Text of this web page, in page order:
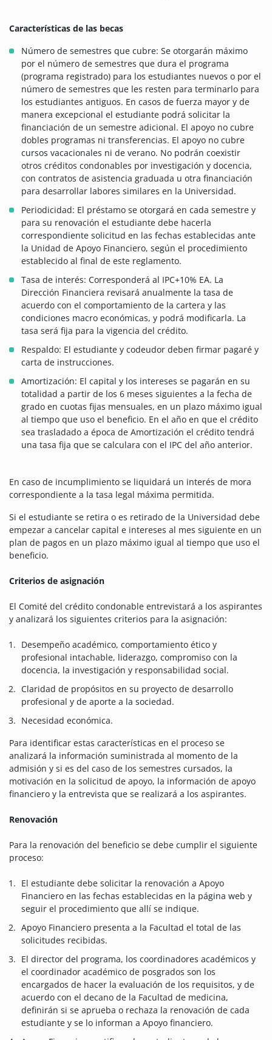
Características de las becas
Número de semestres que cubre: Se otorgarán máximo
por el número de semestres que dura el programa
(programa registrado) para los estudiantes nuevos o por el
número de semestres que les resten para terminarlo para
los estudiantes antiguos. En casos de fuerza mayor y de
manera excepcional el estudiante podrá solicitar la
financiación de un semestre adicional. El apoyo no cubre
dobles programas ni transferencias. El apoyo no cubre
cursos vacacionales ni de verano. No podrán coexistir
otros créditos condonables por investigación y docencia,
con contratos de asistencia graduada u otra financiación
para desarrollar labores similares en la Universidad.
Periodicidad: El préstamo se otorgará en cada semestre y
para su renovación el estudiante debe hacerla
correspondiente solicitud en las fechas establecidas ante
la Unidad de Apoyo Financiero, según el procedimiento
establecido al final de este reglamento.
Tasa de interés: Corresponderá al IPC+10% EA. La
Dirección Financiera revisará anualmente la tasa de
acuerdo con el comportamiento de la cartera y las
condiciones macro económicas, y podrá modificarla. La
tasa será fija para la vigencia del crédito.
Respaldo: El estudiante y codeudor deben firmar pagaré y
carta de instrucciones.
Amortización: El capital y los intereses se pagarán en su
totalidad a partir de los 6 meses siguientes a la fecha de
grado en cuotas fijas mensuales, en un plazo máximo igual
al tiempo que uso el beneficio. En el año en que el crédito
sea trasladado a época de Amortización el crédito tendrá
una tasa fija que se calculara con el IPC del año anterior.
En caso de incumplimiento se liquidará un interés de mora
correspondiente a la tasa legal máxima permitida.
Si el estudiante se retira o es retirado de la Universidad debe
empezar a cancelar capital e intereses al mes siguiente en un
plan de pagos en un plazo máximo igual al tiempo que uso el
beneficio.
Criterios de asignación
El Comité del crédito condonable entrevistará a los aspirantes
y analizará los siguientes criterios para la asignación:
Desempeño académico, comportamiento ético y
profesional intachable, liderazgo, compromiso con la
docencia, la investigación y responsabilidad social.
Claridad de propósitos en su proyecto de desarrollo
profesional y de aporte a la sociedad.
Necesidad económica.
Para identificar estas características en el proceso se
analizará la información suministrada al momento de la
admisión y si es del caso de los semestres cursados, la
motivación en la solicitud de apoyo, la información de apoyo
financiero y la entrevista que se realizará a los aspirantes.
Renovación
Para la renovación del beneficio se debe cumplir el siguiente
proceso:
El estudiante debe solicitar la renovación a Apoyo
Financiero en las fechas establecidas en la página web y
seguir el procedimiento que allí se indique.
Apoyo Financiero presenta a la Facultad el total de las
solicitudes recibidas.
El director del programa, los coordinadores académicos y
el coordinador académico de posgrados son los
encargados de hacer la evaluación de los requisitos, y de
acuerdo con el decano de la Facultad de medicina,
definirán si se aprueba o rechaza la renovación de cada
estudiante y se lo informan a Apoyo financiero.